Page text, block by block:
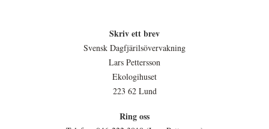
Skriv ett brev
Svensk Dagfjärilsövervakning
Lars Pettersson
Ekologihuset
223 62 Lund
Ring oss